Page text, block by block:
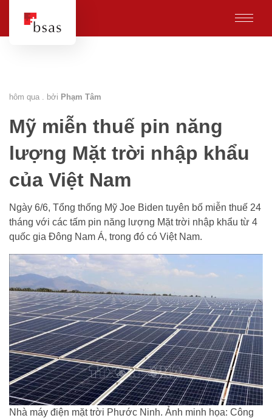
hôm qua . bởi Phạm Tâm
Mỹ miễn thuế pin năng
lượng Mặt trời nhập khẩu
của Việt Nam
Ngày 6/6, Tổng thống Mỹ Joe Biden tuyên bố miễn thuế 24
tháng với các tấm pin năng lượng Mặt trời nhập khẩu từ 4
quốc gia Đông Nam Á, trong đó có Việt Nam.
Nhà máy điện mặt trời Phước Ninh. Ảnh minh họa: Công